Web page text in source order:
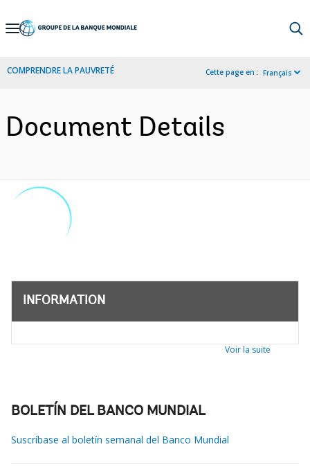
Skip
Navigation
COMPRENDRE LA PAUVRETÉ Cette page en : Français
Document Details
INFORMATION
Voir la suite
BOLETÍN DEL BANCO MUNDIAL
Suscríbase al boletín semanal del Banco Mundial